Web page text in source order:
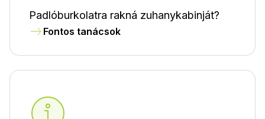
Padlóburkolatra rakná zuhanykabinját?
Fontos tanácsok